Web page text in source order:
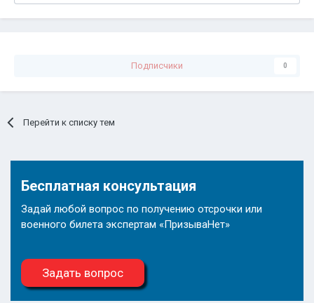
Подписчики 0
Перейти к списку тем
Бесплатная консультация
Задай любой вопрос по получению отсрочки или
военного билета экспертам «ПризываНет»
Задать вопрос